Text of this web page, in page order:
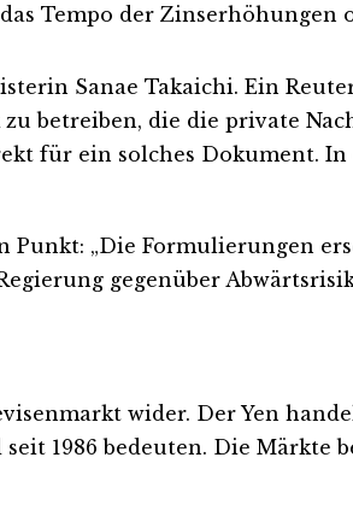
Tempo der Zinserhöhungen
Sanae Takaichi. Ein
betreiben, die die private
für ein solches Dokument.
„Die Formulierungen
gegenüber
wider. Der Yen
1986 bedeuten. Die Märkte